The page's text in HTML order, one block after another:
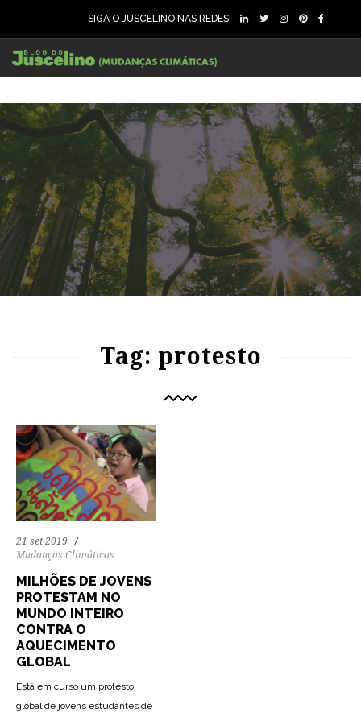
SIGA O JUSCELINO NAS REDES
Tag: protesto
21 set 2019
Mudanças Climáticas
MILHÕES DE JOVENS
PROTESTAM NO
MUNDO INTEIRO
CONTRA O
AQUECIMENTO
GLOBAL
Está em curso um protesto
global de jovens estudantes de